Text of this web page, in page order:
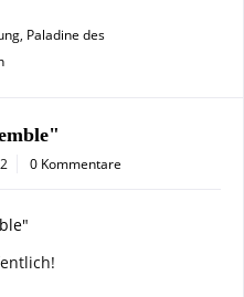
, Paladine des
0 Kommentare